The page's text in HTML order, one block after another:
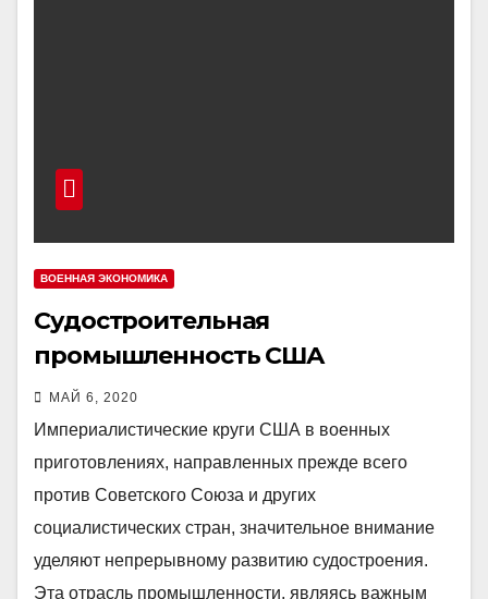
ВОЕННАЯ ЭКОНОМИКА
Судостроительная
промышленность США
МАЙ 6, 2020
Империалистические круги США в военных
приготовлениях, направленных прежде всего
против Советского Союза и других
социалистических стран, значительное внимание
уделяют непрерывному развитию судостроения.
Эта отрасль промышленности, являясь важным